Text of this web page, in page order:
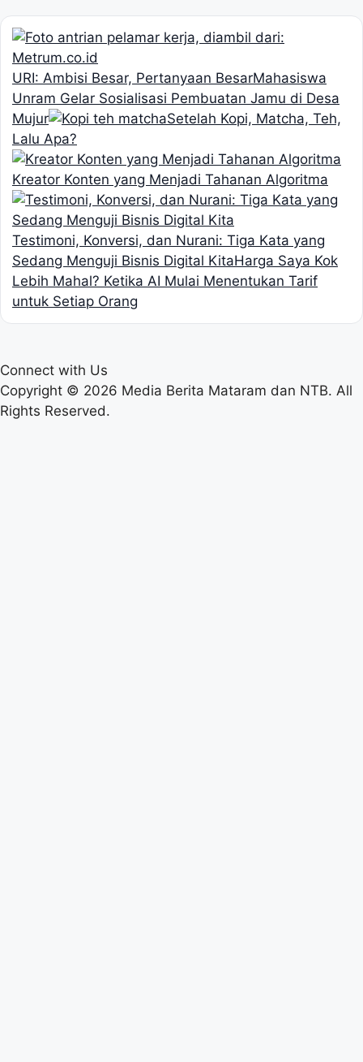
URI: Ambisi Besar, Pertanyaan BesarMahasiswa
Unram Gelar Sosialisasi Pembuatan Jamu di Desa
Mujur
Setelah Kopi, Matcha, Teh,
Lalu Apa?
Kreator Konten yang Menjadi Tahanan Algoritma
Testimoni, Konversi, dan Nurani: Tiga Kata yang
Sedang Menguji Bisnis Digital KitaHarga Saya Kok
Lebih Mahal? Ketika AI Mulai Menentukan Tarif
untuk Setiap Orang
Connect with Us
Copyright © 2026 Media Berita Mataram dan NTB. All
Rights Reserved.